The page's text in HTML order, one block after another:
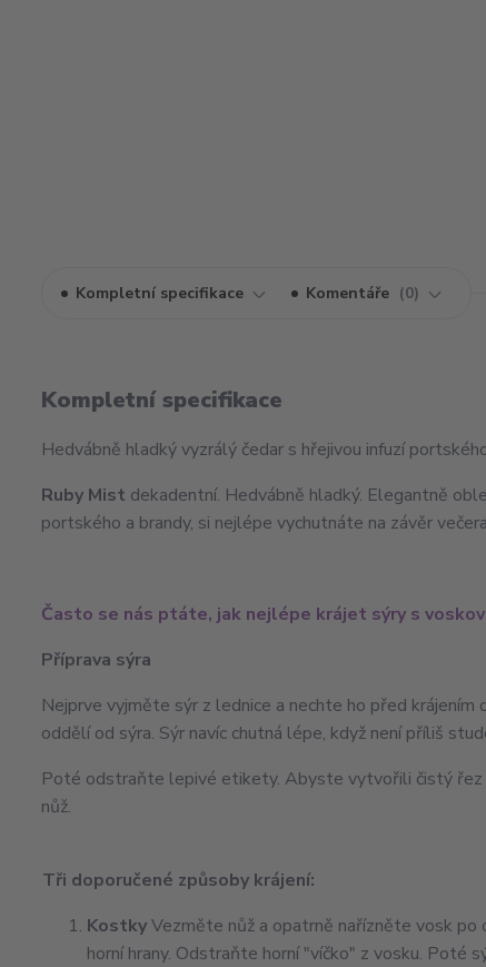
Kompletní specifikace Komentáře 0
Kompletní specifikace
Hedvábně hladký vyzrálý čedar s hřejivou infuzí
Ruby Mist dekadentní. Hedvábně hladký. Elegantně
portského a brandy, si nejlépe vychutnáte na závěr
Často se nás ptáte, jak nejlépe krájet sýry s
Příprava sýra
Nejprve vyjměte sýr z lednice a nechte ho před
oddělí od sýra. Sýr navíc chutná lépe, když není příliš
Poté odstraňte lepivé etikety. Abyste vytvořili čistý řez
nůž.
Tři doporučené způsoby krájení:
KostkyVezměte nůž a opatrně nařízněte vosk po
horní hrany. Odstraňte horní "víčko" z vosku. Poté